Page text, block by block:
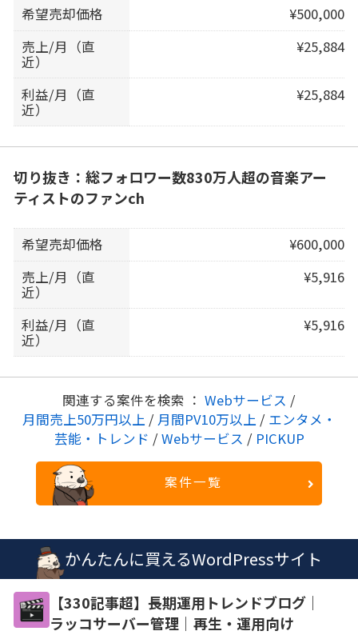
希望売却価格
¥500,000
売上/月（直
近）
¥25,884
利益/月（直
近）
¥25,884
切り抜き：総フォロワー数830万人超の音楽アー
ティストのファンch
希望売却価格
¥600,000
売上/月（直
近）
¥5,916
利益/月（直
近）
¥5,916
関連する案件を検索 ： Webサービス /
月間売上50万円以上 / 月間PV10万以上 / エンタメ・
芸能・トレンド / Webサービス / PICKUP
案件一覧
かんたんに買えるWordPressサイト
【330記事超】長期運用トレンドブログ｜
ラッコサーバー管理｜再生・運用向け